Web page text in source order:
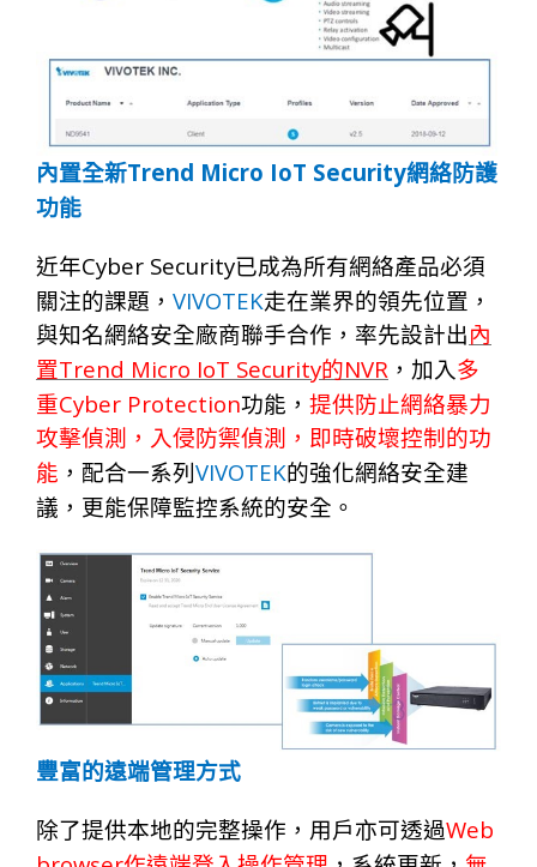
內置全新Trend Micro IoT Security網絡防護
功能
近年Cyber Security已成為所有網絡產品必須
關注的課題， VIVOTEK走在業界的領先位置，
與知名網絡安全廠商聯手合作，率先設計出內
置Trend Micro IoT Security的NVR ，加入多
重Cyber Protection功能， 提供防止網絡暴力
攻擊偵測，入侵防禦偵測，即時破壞控制的功
能 ，配合一系列 VIVOTEK的強化網絡安全建
議，更能保障監控系統的安全。
豐富的遠端管理方式
除了提供本地的完整操作，用戶亦可透過Web